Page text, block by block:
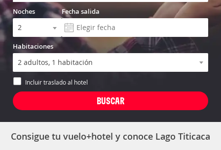
Noches Fecha salida
Habitaciones
Incluir traslado al hotel
Consigue tu vuelo+hotel y conoce Lago Titicaca